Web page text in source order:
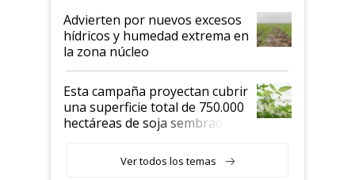
Advierten por nuevos excesos
hídricos y humedad extrema en
la zona núcleo
Esta campaña proyectan cubrir
una superficie total de 750.000
hectáreas de soja sembradas
variedades que marcan un
salto tecnológico en genética y
Ver todos los temas